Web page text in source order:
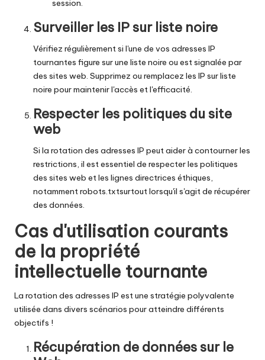
session.
Surveiller les IP sur liste noire
Vérifiez régulièrement si l'une de vos adresses IP
tournantes figure sur une liste noire ou est signalée par
des sites web. Supprimez ou remplacez les IP sur liste
noire pour maintenir l'accès et l'efficacité.
Respecter les politiques du site
web
Si la rotation des adresses IP peut aider à contourner les
restrictions, il est essentiel de respecter les politiques
des sites web et les lignes directrices éthiques,
notammentrobots.txtsurtout lorsqu'il s'agit de récupérer
des données.
Cas d'utilisation courants
de la propriété
intellectuelle tournante
La rotation des adresses IP est une stratégie polyvalente
utilisée dans divers scénarios pour atteindre différents
objectifs !
Récupération de données sur le